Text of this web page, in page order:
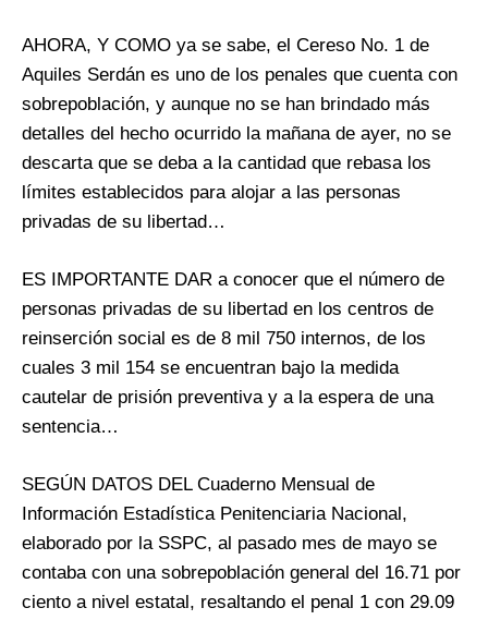
AHORA, Y COMO ya se sabe, el Cereso No. 1 de
Aquiles Serdán es uno de los penales que cuenta con
sobrepoblación, y aunque no se han brindado más
detalles del hecho ocurrido la mañana de ayer, no se
descarta que se deba a la cantidad que rebasa los
límites establecidos para alojar a las personas
privadas de su libertad…
ES IMPORTANTE DAR a conocer que el número de
personas privadas de su libertad en los centros de
reinserción social es de 8 mil 750 internos, de los
cuales 3 mil 154 se encuentran bajo la medida
cautelar de prisión preventiva y a la espera de una
sentencia…
SEGÚN DATOS DEL Cuaderno Mensual de
Información Estadística Penitenciaria Nacional,
elaborado por la SSPC, al pasado mes de mayo se
contaba con una sobrepoblación general del 16.71 por
ciento a nivel estatal, resaltando el penal 1 con 29.09